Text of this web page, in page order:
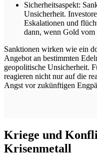
Sicherheitsaspekt:
Unsicherheit.
Eskalationen und
dann, wenn Gold
Sanktionen wirken wie ein
Angebot an bestimmten
geopolitische Unsicherheit.
reagieren nicht nur auf die
Angst vor zukünftigen
Kriege und
Krisenmetall